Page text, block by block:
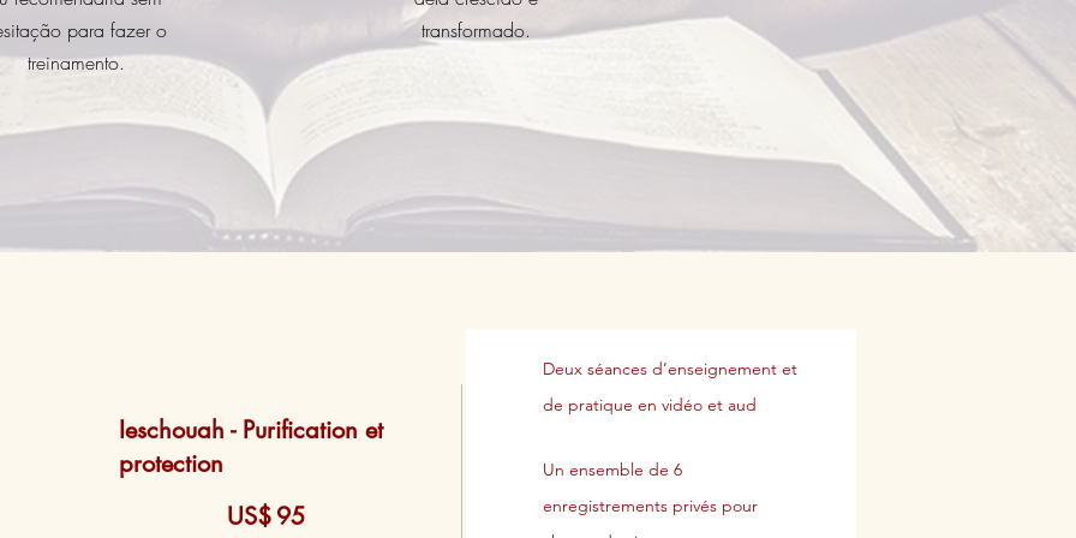
para fazer o
treinamento.
transformado.
Ieschouah - Purification et
protection
US$95
Deux séances d’enseignement et
de pratique en vidéo et aud
Un ensemble de 6
enregistrements privés pour